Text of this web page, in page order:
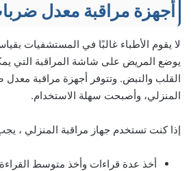
أجهزة مراقبة معدل
لا يقوم الأطباء غالبًا في المستشفيات
يوضع المريض على شاشة المراقبة التي
القلب والنبض. وتتوفر أجهزة مراقبة
المنزلي، وأصبحت سهلة الاستخدام.
إذا كنت تستخدم جهاز مراقبة المنزلي ،
أخذ عدة قراءات وأخذ متوسط